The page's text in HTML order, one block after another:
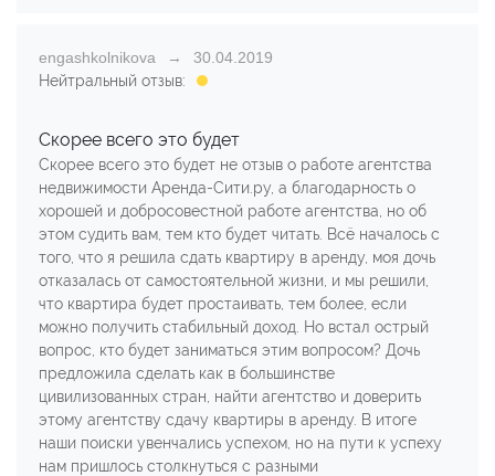
engashkolnikova
30.04.2019
Нейтральный отзыв:
Скорее всего это будет
Скорее всего это будет не отзыв о работе агентства
недвижимости Аренда-Сити.ру, а благодарность о
хорошей и добросовестной работе агентства, но об
этом судить вам, тем кто будет читать. Всё началось с
того, что я решила сдать квартиру в аренду, моя дочь
отказалась от самостоятельной жизни, и мы решили,
что квартира будет простаивать, тем более, если
можно получить стабильный доход. Но встал острый
вопрос, кто будет заниматься этим вопросом? Дочь
предложила сделать как в большинстве
цивилизованных стран, найти агентство и доверить
этому агентству сдачу квартиры в аренду. В итоге
наши поиски увенчались успехом, но на пути к успеху
нам пришлось столкнуться с разными